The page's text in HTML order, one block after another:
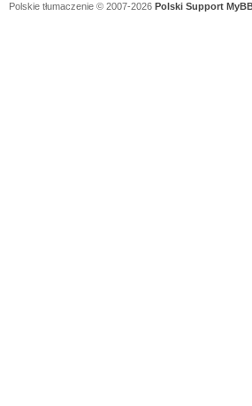
Polskie tłumaczenie © 2007-2026 Polski Support